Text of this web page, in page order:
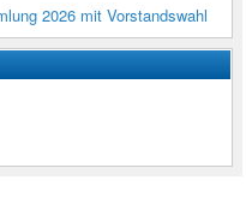
2026 mit Vorstandswahl